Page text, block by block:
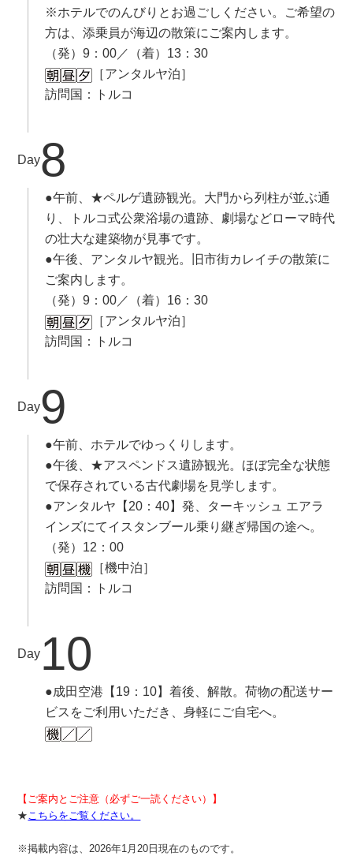
※ホテルでのんびりとお過ごしください。ご希望の
方は、添乗員が海辺の散策にご案内します。
（発）9：00／（着）13：30
［アンタルヤ泊］
訪問国：トルコ
Day8
●午前、★ペルゲ遺跡観光。大門から列柱が並ぶ通
り、トルコ式公衆浴場の遺跡、劇場などローマ時代
の壮大な建築物が見事です。
●午後、アンタルヤ観光。旧市街カレイチの散策に
ご案内します。
（発）9：00／（着）16：30
［アンタルヤ泊］
訪問国：トルコ
Day9
●午前、ホテルでゆっくりします。
●午後、★アスペンドス遺跡観光。ほぼ完全な状態
で保存されている古代劇場を見学します。
●アンタルヤ【20：40】発、ターキッシュ エアラ
インズにてイスタンブール乗り継ぎ帰国の途へ。
（発）12：00
［機中泊］
訪問国：トルコ
Day 10
●成田空港【19：10】着後、解散。荷物の配送サー
ビスをご利用いただき、身軽にご自宅へ。
【ご案内とご注意（必ずご一読ください）】
★こちらをご覧ください。
※掲載内容は、2026年1月20日現在のものです。